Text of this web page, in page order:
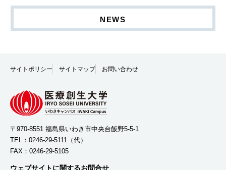
NEWS
サイトポリシー サイトマップ お問い合わせ
〒970-8551 福島県いわき市中央台飯野5-5-1
TEL： 0246-29-5111 （代）
FAX：0246-29-5105
ウェブサイトに関するお問合せ